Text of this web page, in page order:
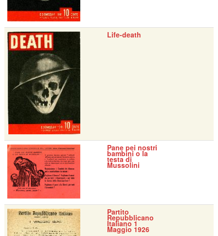
Life-death
Pane pei nostri
bambini o la
testa di
Mussolini
Partito
Repubblicano
Italiano 1
Maggio 1926